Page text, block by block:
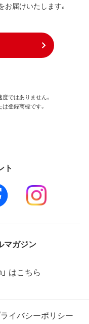
届けいたします。
ではありません。
登録商標です。
ト
マガジン
はこちら
イバシーポリシー